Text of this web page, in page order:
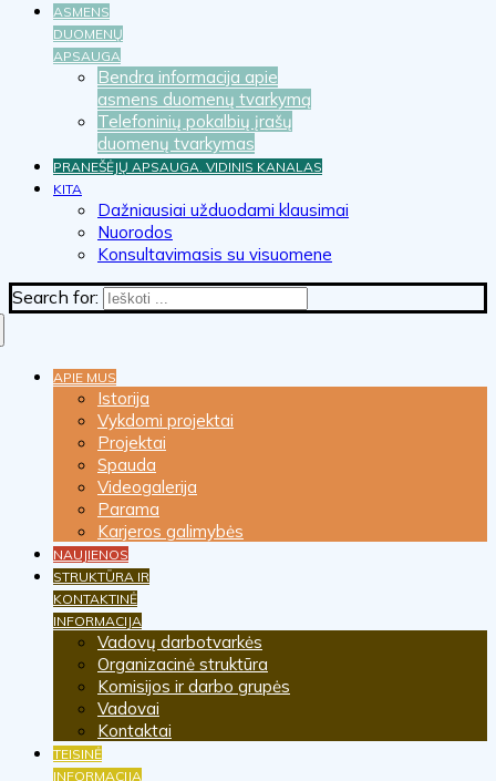
ASMENS
DUOMENŲ
APSAUGA
Bendra informacija apie
asmens duomenų tvarkymą
Telefoninių pokalbių įrašų
duomenų tvarkymas
PRANEŠĖJŲ APSAUGA. VIDINIS KANALAS
KITA
Dažniausiai užduodami klausimai
Nuorodos
Konsultavimasis su visuomene
Search for:
APIE MUS
Istorija
Vykdomi projektai
Projektai
Spauda
Videogalerija
Parama
Karjeros galimybės
NAUJIENOS
STRUKTŪRA IR
KONTAKTINĖ
INFORMACIJA
Vadovų darbotvarkės
Organizacinė struktūra
Komisijos ir darbo grupės
Vadovai
Kontaktai
TEISINĖ
INFORMACIJA